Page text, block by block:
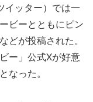
イッター）では一
ビーとともにピン
どが投稿された。
ー」公式Xが好意
なった。